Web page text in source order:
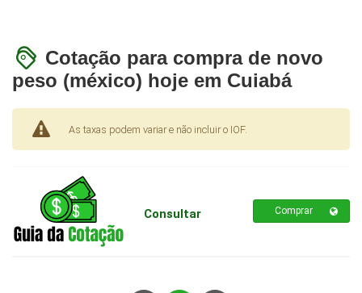
Cotação para compra de novo
peso (méxico) hoje em Cuiabá
As taxas podem variar e não incluir o IOF.
Consultar Comprar